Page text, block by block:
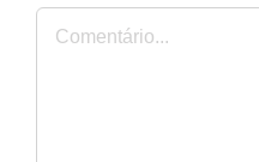
Comentário